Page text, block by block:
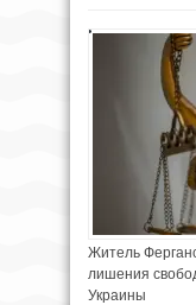
Житель
лишения
Украины